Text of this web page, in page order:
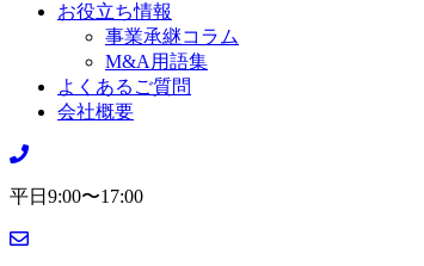
お役立ち情報
事業承継コラム
M&A用語集
よくあるご質問
会社概要
平日9:00〜17:00